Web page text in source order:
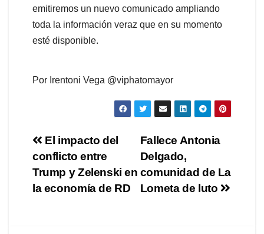
emitiremos un nuevo comunicado ampliando
toda la información veraz que en su momento
esté disponible.
Por Irentoni Vega @viphatomayor
Navegación
de
entradas
Fallece Antonia
Delgado,
comunidad de La
Lometa de luto
El impacto del
conflicto entre
Trump y Zelenski en
la economía de RD